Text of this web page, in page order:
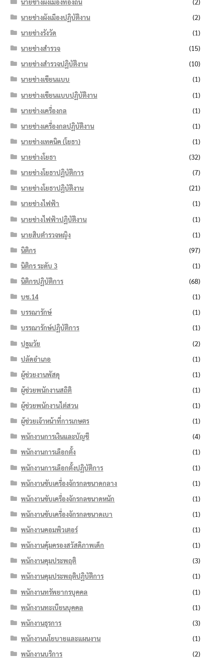
นายช่างผังเมืองปฏิบัติงาน
(2)
นายช่างรังวัด
(1)
นายช่างสำรวจ
(15)
นายช่างสำรวจปฏิบัติงาน
(10)
นายช่างเขียนแบบ
(1)
นายช่างเขียนแบบปฏิบัติงาน
(1)
นายช่างเครื่องกล
(1)
นายช่างเครื่องกลปฏิบัติงาน
(1)
นายช่างเทคนิค (โยธา)
(1)
นายช่างโยธา
(32)
นายช่างโยธาปฏิบัติการ
(7)
นายช่างโยธาปฏิบัติงาน
(21)
นายช่างไฟฟ้า
(1)
นายช่างไฟฟ้าปฏิบัติงาน
(1)
นายสิบตำรวจหญิง
(1)
นิติกร
(97)
นิติกร ระดับ 3
(1)
นิติกรปฏิบัติการ
(68)
บช.14
(1)
บรรณารักษ์
(1)
บรรณารักษ์ปฏิบัติการ
(1)
ปฐมวัย
(2)
ปลัดอำเภอ
(1)
ผู้ช่วยงานพัสดุ
(1)
ผู้ช่วยพนักงานสถิติ
(1)
ผู้ช่วยพนักงานไต่สวน
(1)
ผู้ช่วยเจ้าหน้าที่การเกษตร
(1)
พนักงานการเงินและบัญชี
(4)
พนักงานการเลือกตั้ง
(1)
พนักงานการเลือกตั้งปฏิบัติการ
(1)
พนักงานขับเครื่องจักรกลขนาดกลาง
(1)
พนักงานขับเครื่องจักรกลขนาดหนัก
(1)
พนักงานขับเครื่องจักรกลขนาดเบา
(1)
พนักงานคอมพิวเตอร์
(1)
พนักงานคุ้มครองสวัสดิภาพเด็ก
(1)
พนักงานคุมประพฤติ
(3)
พนักงานคุมประพฤติปฏิบัติการ
(1)
พนักงานทรัพยากรบุคคล
(1)
พนักงานทะเบียนบุคคล
(1)
พนักงานธุรการ
(3)
พนักงานนโยบายและแผนงาน
(1)
พนักงานบริการ
(2)